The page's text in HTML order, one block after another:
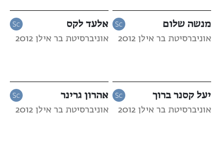
מנשה שלום
אוניברסיטת בר אילן 2012
אלעד לקס
אוניברסיטת בר אילן 2012
יעל קסנר ברוך
אוניברסיטת בר אילן 2012
אהרון גרינר
אוניברסיטת בר אילן 2012